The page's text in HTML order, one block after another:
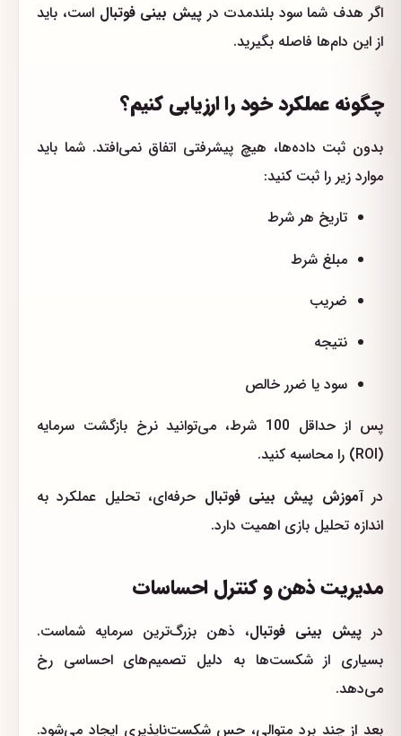
اگر هدف شما سود بلندمدت در پیش بینی فوتبال است، باید
از این دام‌ها فاصله بگیرید.
چگونه عملکرد خود را ارزیابی کنیم؟
بدون ثبت داده‌ها، هیچ پیشرفتی اتفاق نمی‌افتد. شما باید
موارد زیر را ثبت کنید:
تاریخ هر شرط
مبلغ شرط
ضریب
نتیجه
سود یا ضرر خالص
پس از حداقل 100 شرط، می‌توانید نرخ بازگشت سرمایه
(ROI) را محاسبه کنید.
درآموزش پیش بینی فوتبال حرفه‌ای، تحلیل عملکرد به
اندازه تحلیل بازی اهمیت دارد.
مدیریت ذهن و کنترل احساسات
در پیش بینی فوتبال، ذهن بزرگ‌ترین سرمایه شماست.
بسیاری از شکست‌ها به دلیل تصمیم‌های احساسی رخ
می‌دهد.
بعد از چند برد متوالی، حس شکست‌ناپذیری ایجاد می‌شود.